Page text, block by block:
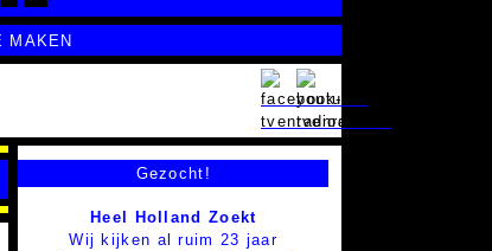
MAKEN
Gezocht!
Heel Holland Zoekt
Wij kijken al ruim 23 jaar